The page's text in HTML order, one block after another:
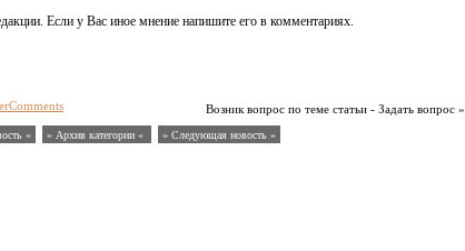
Если у Вас иное мнение напишите его в комментариях.
Возник вопрос по теме статьи - Задать вопрос »
« » Архив категории « » Следующая новость »